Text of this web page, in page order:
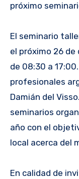
próximo
El seminario
el próximo 26
de 08:30 a
profesionales
Damián del
seminarios
año con el
local acerca del
En calidad de